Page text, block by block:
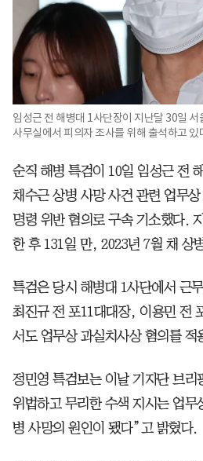
임성근 전 해병대 1사단장이 지난달 30일 서
사무실에서 피의자 조사를 위해 출석하고 있
순직 해병 특검이 10일 임성근 전
채수근 상병 사망 사건 관련 업무
명령 위반 혐의로 구속 기소했다.
한 후 131일 만, 2023년 7월 채 상
특검은 당시 해병대 1사단에서 근
최진규 전 포11대대장, 이용민 전
서도 업무상 과실치사상 혐의를 적
정민영 특검보는 이날 기자단 브리
위법하고 무리한 수색 지시는 업
병 사망의 원인이 됐다”고 밝혔다.